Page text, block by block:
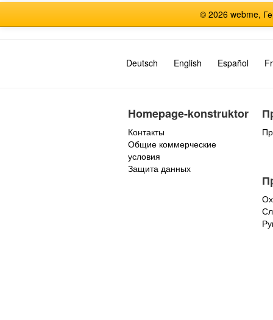
© 2026 webme,
Deutsch English Español
Homepage-konstruktor
Контакты
Общие коммерческие
условия
Защита данных